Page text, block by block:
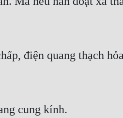
điện quang thạch
cung kính.